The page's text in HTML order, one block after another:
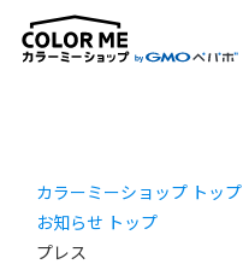
カラーミーショップ トップ
お知らせ トップ
プレス